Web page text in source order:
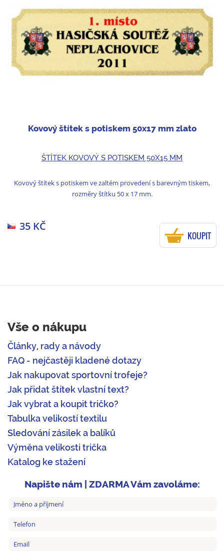
Kovový štítek s potiskem 50x17 mm zlato
ŠTÍTEK KOVOVÝ S POTISKEM 50X15 MM
Kovový štítek s potiskem ve zaltém provedení s barevným tiskem,
rozměry štítku 50 x 17 mm.
35 KČ
KOUPIT
Vše o nákupu
Články, rady a návody
FAQ - nejčastěji kladené dotazy
Jak nakupovat sportovní trofeje?
Jak přidat štítek vlastní text?
Jak vybrat a koupit tričko?
Tabulka velikostí textilu
Sledování zásilek a balíků
Výměna velikosti trička
Katalog ke stažení
Napište nám | ZDARMA Vám zavoláme: